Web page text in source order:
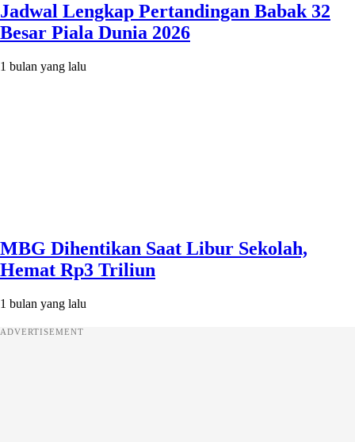
Jadwal Lengkap Pertandingan Babak 32
Besar Piala Dunia 2026
1 bulan yang lalu
MBG Dihentikan Saat Libur Sekolah,
Hemat Rp3 Triliun
1 bulan yang lalu
ADVERTISEMENT